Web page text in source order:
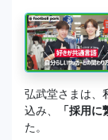
弘武堂さまは、
込み、
「採用に
た。